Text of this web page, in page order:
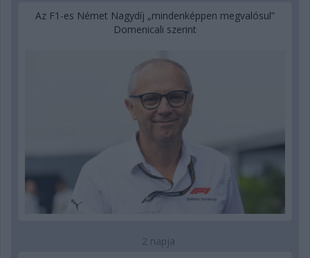
Az F1-es Német Nagydíj „mindenképpen megvalósul”
Domenicali szerint
2 napja